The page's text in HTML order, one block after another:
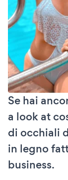
Se hai
a look at
di occhiali
in legno
business.